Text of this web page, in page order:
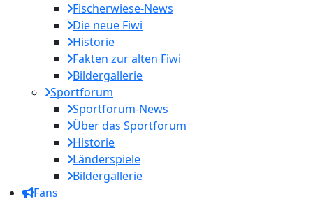
Fischerwiese-News
Die neue Fiwi
Historie
Fakten zur alten Fiwi
Bildergallerie
Sportforum
Sportforum-News
Über das Sportforum
Historie
Länderspiele
Bildergallerie
Fans